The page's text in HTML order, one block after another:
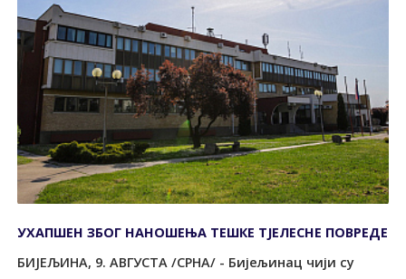
УХАПШЕН ЗБОГ НАНОШЕЊА ТЕШКЕ ТЈЕЛЕСНЕ ПОВРЕДЕ
БИЈЕЉИНА, 9. АВГУСТА /СРНА/ - Бијељинац чији су